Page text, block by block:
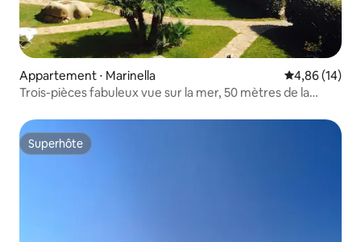
Appartement ⋅ Marinella Évaluation
4,86 (14)
Trois-pièces fabuleux vue sur la mer, 50 mètres de la
Superhôte
Superhôte